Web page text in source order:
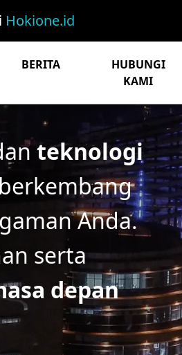
Hokione.id
BERITA
HUBUNGI
KAMI
teknologi
Anda.
serta
depan